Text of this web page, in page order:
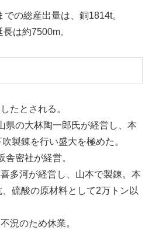
の総産出量は、銅1814t。
は約7500m。
たとされる。
県の大林陶一郎氏が経営し、本
製錬を行い盛大を極めた。
密社が経営。
多河が経営し、山本で製錬。本
硫酸の原材料として2万トン以
況のため休業。